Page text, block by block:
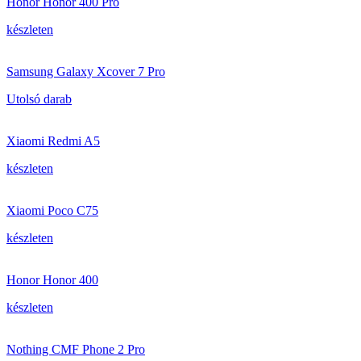
készleten
Samsung Galaxy Xcover 7 Pro
Utolsó darab
Xiaomi Redmi A5
készleten
Xiaomi Poco C75
készleten
Honor Honor 400
készleten
Nothing CMF Phone 2 Pro